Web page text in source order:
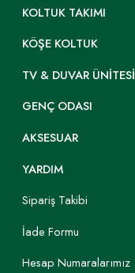
KOLTUK TAKIMI
KÖŞE KOLTUK
TV & DUVAR ÜNITESI
GENÇ ODASI
AKSESUAR
YARDIM
Sipariş Takibi
İade Formu
Hesap Numaralarımız